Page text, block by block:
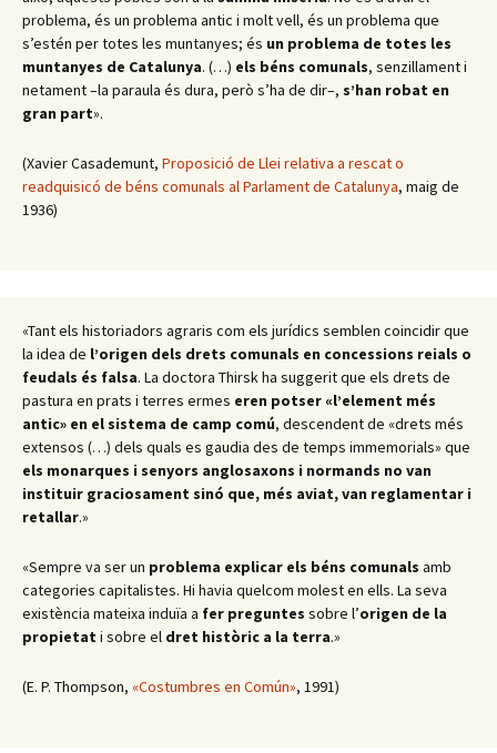
problema, és un problema antic i molt vell, és un problema que
s’estén per totes les muntanyes; és un problema de totes les
muntanyes de Catalunya. (…) els béns comunals, senzillament i
netament –la paraula és dura, però s’ha de dir–, s’han robat en
gran part».
(Xavier Casademunt, Proposició de Llei relativa a rescat o
readquisicó de béns comunals al Parlament de Catalunya, maig de
1936)
«Tant els historiadors agraris com els jurídics semblen coincidir que
la idea de l’origen dels drets comunals en concessions reials o
feudals és falsa. La doctora Thirsk ha suggerit que els drets de
pastura en prats i terres ermes eren potser «l’element més
antic» en el sistema de camp comú, descendent de «drets més
extensos (…) dels quals es gaudia des de temps immemorials» que
els monarques i senyors anglosaxons i normands no van
instituir graciosament sinó que, més aviat, van reglamentar i
retallar.»
«Sempre va ser un problema explicar els béns comunals amb
categories capitalistes. Hi havia quelcom molest en ells. La seva
existència mateixa induïa a fer preguntes sobre l’origen de la
propietat i sobre el dret històric a la terra.»
(E. P. Thompson, «Costumbres en Común», 1991)